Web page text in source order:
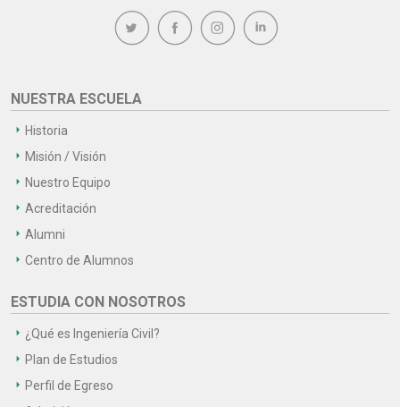
NUESTRA ESCUELA
Historia
Misión / Visión
Nuestro Equipo
Acreditación
Alumni
Centro de Alumnos
ESTUDIA CON NOSOTROS
¿Qué es Ingeniería Civil?
Plan de Estudios
Perfil de Egreso